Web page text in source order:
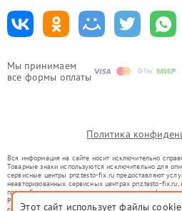
Мы принимаем
все формы оплаты
Политика
Вся информация на сайте носит исключительно
Товарные знаки используются исключительно для
сервисные центры pnz.testo-fix.ru предоставляют
неавторизованных сервисных центрах pnz.testo-
правообладателями товарных знаков или их
Ремонт осуществляется для устройств, уже
Этот сайт использует файлы